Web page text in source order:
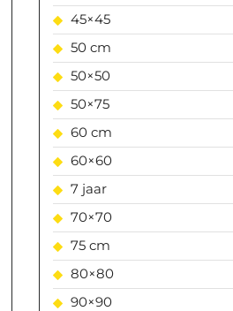
45×45
50 cm
50×50
50×75
60 cm
60×60
7 jaar
70×70
75 cm
80×80
90×90